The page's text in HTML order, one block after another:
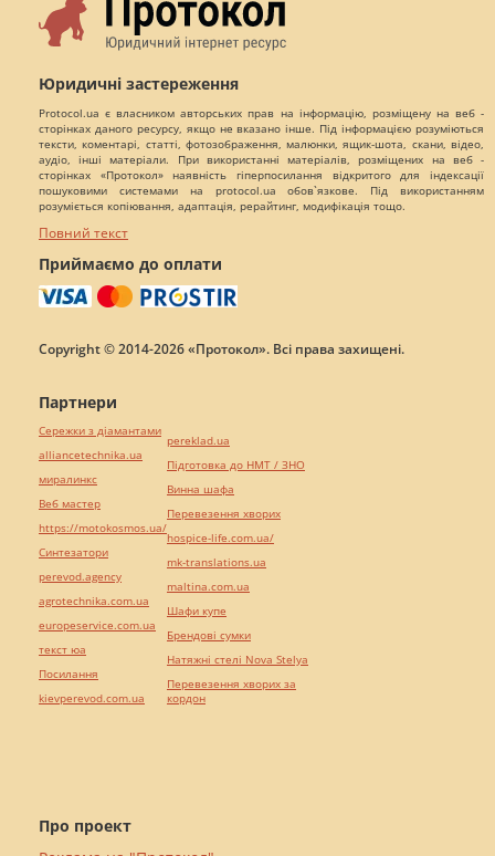
Юридичні застереження
Protocol.ua є власником авторських прав на інформацію, розміщену на веб -
сторінках даного ресурсу, якщо не вказано інше. Під інформацією розуміються
тексти, коментарі, статті, фотозображення, малюнки, ящик-шота, скани, відео,
аудіо, інші матеріали. При використанні матеріалів, розміщених на веб -
сторінках «Протокол» наявність гіперпосилання відкритого для індексації
пошуковими системами на protocol.ua обов`язкове. Під використанням
розуміється копіювання, адаптація, рерайтинг, модифікація тощо.
Повний текст
Приймаємо до оплати
Copyright © 2014-2026 «Протокол». Всі права захищені.
Про проект
Партнери
Сережки з діамантами
alliancetechnika.ua
миралинкс
Веб мастер
https://motokosmos.ua/
Синтезатори
perevod.agency
agrotechnika.com.ua
europeservice.com.ua
текст юа
Посилання
kievperevod.com.ua
pereklad.ua
Підготовка до НМТ / ЗНО
Винна шафа
Перевезення хворих
hospice-life.com.ua/
mk-translations.ua
maltina.com.ua
Шафи купе
Брендові сумки
Натяжні стелі Nova Stelya
Перевезення хворих за
кордон